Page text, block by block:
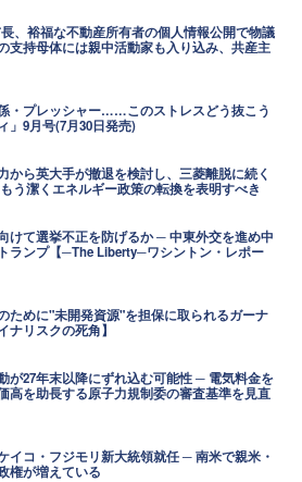
、裕福な不動産所有者の個人情報公開で物議
支持母体には親中活動家も入り込み、共産主
・プレッシャー……このストレスどう抜こう
」9月号(7月30日発売)
から英大手が撤退を検討し、三菱離脱に続く
う潔くエネルギー政策の転換を表明すべき
けて選挙不正を防げるか ─ 中東外交を進め中
ランプ【─The Liberty─ワシントン・レポー
ために"未開発資源"を担保に取られるガーナ
ナリスクの死角】
が27年末以降にずれ込む可能性 ─ 電気料金を
高を助長する原子力規制委の審査基準を見直
イコ・フジモリ新大統領就任 ─ 南米で親米・
権が増えている